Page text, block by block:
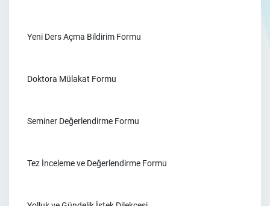
Yeni Ders Açma Bildirim Formu
Doktora Mülakat Formu
Seminer Değerlendirme Formu
Tez İnceleme ve Değerlendirme Formu